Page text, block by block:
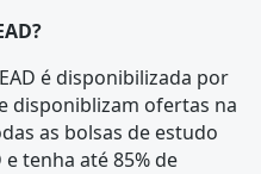
é disponibilizada por
disponiblizam ofertas na
as bolsas de estudo
tenha até 85% de